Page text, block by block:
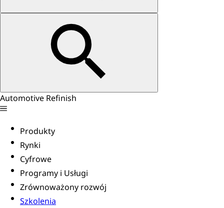
Automotive Refinish
Produkty
Rynki
Cyfrowe
Programy i Usługi
Zrównoważony rozwój
Szkolenia